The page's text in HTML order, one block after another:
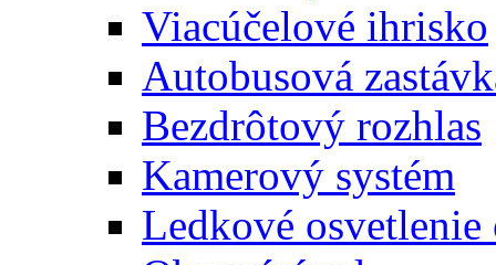
Viacúčelové ihrisko
Autobusová
Bezdrôtový rozhlas
Kamerový systém
Ledkové osvetlenie